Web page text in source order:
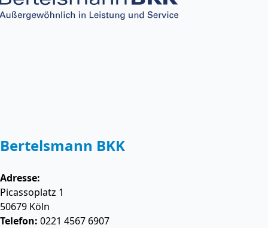
Bertelsmann BKK
Adresse:
Picassoplatz 1
50679 Köln
Telefon: 0221 4567 6907